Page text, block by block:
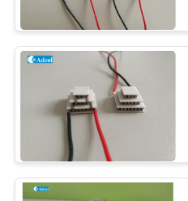
SOBRE
NOSOTROS
VIAJE
FÁBRICA